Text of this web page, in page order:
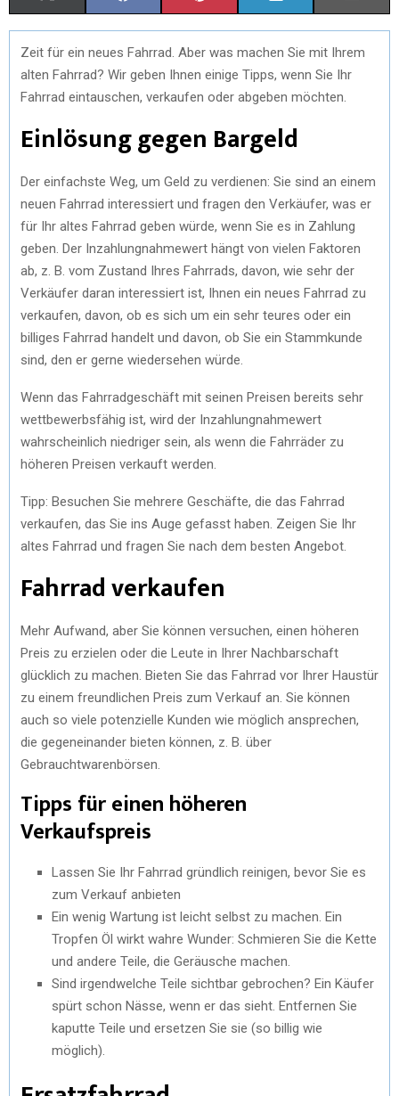
(
T
W
T
E
R
)
A
C
E
O
O
K
I
N
T
E
S
T
I
N
K
E
N
M
Zeit für ein neues Fahrrad. Aber was machen Sie mit Ihrem
alten Fahrrad? Wir geben Ihnen einige Tipps, wenn Sie Ihr
Fahrrad eintauschen, verkaufen oder abgeben möchten.
Einlösung gegen Bargeld
Der einfachste Weg, um Geld zu verdienen: Sie sind an einem
neuen Fahrrad interessiert und fragen den Verkäufer, was er
für Ihr altes Fahrrad geben würde, wenn Sie es in Zahlung
geben. Der Inzahlungnahmewert hängt von vielen Faktoren
ab, z. B. vom Zustand Ihres Fahrrads, davon, wie sehr der
Verkäufer daran interessiert ist, Ihnen ein neues Fahrrad zu
verkaufen, davon, ob es sich um ein sehr teures oder ein
billiges Fahrrad handelt und davon, ob Sie ein Stammkunde
sind, den er gerne wiedersehen würde.
Wenn das Fahrradgeschäft mit seinen Preisen bereits sehr
wettbewerbsfähig ist, wird der Inzahlungnahmewert
wahrscheinlich niedriger sein, als wenn die Fahrräder zu
höheren Preisen verkauft werden.
Tipp: Besuchen Sie mehrere Geschäfte, die das Fahrrad
verkaufen, das Sie ins Auge gefasst haben. Zeigen Sie Ihr
altes Fahrrad und fragen Sie nach dem besten Angebot.
Fahrrad verkaufen
Mehr Aufwand, aber Sie können versuchen, einen höheren
Preis zu erzielen oder die Leute in Ihrer Nachbarschaft
glücklich zu machen. Bieten Sie das Fahrrad vor Ihrer Haustür
zu einem freundlichen Preis zum Verkauf an. Sie können
auch so viele potenzielle Kunden wie möglich ansprechen,
die gegeneinander bieten können, z. B. über
Gebrauchtwarenbörsen.
Tipps für einen höheren
Verkaufspreis
Lassen Sie Ihr Fahrrad gründlich reinigen, bevor Sie es
zum Verkauf anbieten
Ein wenig Wartung ist leicht selbst zu machen. Ein
Tropfen Öl wirkt wahre Wunder: Schmieren Sie die Kette
und andere Teile, die Geräusche machen.
Sind irgendwelche Teile sichtbar gebrochen? Ein Käufer
spürt schon Nässe, wenn er das sieht. Entfernen Sie
kaputte Teile und ersetzen Sie sie (so billig wie
möglich).